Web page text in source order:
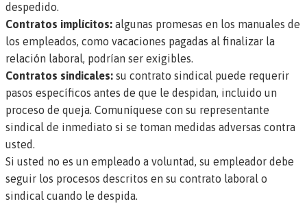
despedido.
Contratos implícitos: algunas promesas en los manuales de
los empleados, como vacaciones pagadas al finalizar la
relación laboral, podrían ser exigibles.
Contratos sindicales: su contrato sindical puede requerir
pasos específicos antes de que le despidan, incluido un
proceso de queja. Comuníquese con su representante
sindical de inmediato si se toman medidas adversas contra
usted.
Si usted no es un empleado a voluntad, su empleador debe
seguir los procesos descritos en su contrato laboral o
sindical cuando le despida.